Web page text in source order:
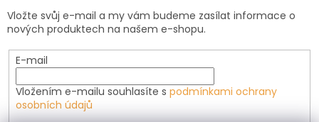
Vložte svůj e-mail a my vám budeme zasílat informace o
nových produktech na našem e-shopu.
E-mail
Vložením e-mailu souhlasíte s podmínkami ochrany
osobních údajů